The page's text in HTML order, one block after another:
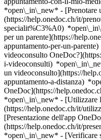
*open\_in\_new* - [Prenotare
(https://help.onedoc.ch/it/
specialit%C3%A0)
per un parente](https://
appuntamento-per-un-
videoconsulto
i-videoconsulti)
un videoconsulto](https://
appuntamento-a-distanza)
OneDoc](https://
*open\_in\_new* - [Utilizzare
(https://help.onedoc.ch/it/
[Presentazione dell'app
(https://help.onedoc.ch/it/
*open\_in\_new* - [Verificare se un appuntamento è confermato](https://help.onedoc.ch/it/verificare-se-un-appuntamento-%C3%A8-confermato) *open\_in\_new* - [Annullare un appuntamento prenotato online su OneDoc](https://help.onedoc.ch/it/annullare-un-appuntamento-prenotato-online-su-onedoc) *open\_in\_new* - [Non ho ricevuto la conferma dell'appuntamento](https://help.onedoc.ch/it/non-ho-ricevuto-la-conferma-dellappuntamento) *open\_in\_new* [Vedi tutti i nostri articoli *open\_in\_new*](https://help.onedoc.ch/it/) close ## Modifica la ricerca ![Casa con segno più che indica che la consultazione può essere effettuata in sede](https://www.onedoc.ch/assets/images/icons/on-site.svg) In loco ![Fotocamera con simbolo play che indica che la consultazione può essere effettuata a distanza in video](https://www.onedoc.ch/assets/images/icons/remote.svg) A distanza Cerca #### Specialità #### Professionisti #### Istituti edit Osteopata a Hauterive FR tune Filtra per Nuovo paziente*keyboard\_arrow\_down* - Accettato*check\_circle* Lingua parlata*keyboard\_arrow\_down* - Catalano*check\_circle* - Francese*check\_circle* - Inglese*check\_circle* - Italiano*check\_circle* - Portoghese*check\_circle* - Spagnolo*check\_circle* - Tedesco*check\_circle* Sesso*keyboard\_arrow\_down* - Donna*check\_circle* - Uomo*check\_circle* Rete*keyboard\_arrow\_down* - ASCA*check\_circle* - RME*check\_circle* - Sanacare*check\_circle* Disponibilità*keyboard\_arrow\_down* - Disponibile oggi*check\_circle* - Entro i prossimi 3 giorni*check\_circle* - Entro i prossimi 7 giorni*check\_circle* - Entro i prossimi 14 giorni*check\_circle* # __Osteopata__ a __Hauterive FR__: prenota il tuo appuntamento online oggi ## 4 risultati a Hauterive FR [![Sig. Simon Eser, osteopata a Hauterive](https://assets.onedoc.ch/images/users/b4aee3fad1aa843bf67d0aeb1b0c3ca1862d8a3c574885f79fb89f75fd384c75-small.jpg "Sig. Simon Eser, osteopata a Hauterive")](https://www.onedoc.ch/it/osteopata/hauterive/pc2c0/simon-eser) ### [Sig. Simon Eser](https://www.onedoc.ch/it/osteopata/hauterive/pc2c0/simon-eser) ![Badge che indica un profilo verificato](https://www.onedoc.ch/assets/images/icons/checkmark.svg) Osteopata [Centre Médical Hauterive](https://www.onedoc.ch/it/studio-osteopatico/hauterive/ebcoo/centre-medical-hauterive) Route de Fribourg 60 1725 Hauterive FR ![Sig. Simon Eser è affiliato alla rete ASCA](https://assets.onedoc.ch/images/networks/logos/496d325fd4282f2f0a46197dd629fd16fcd2d324839e441a2a65aaa74df08a15-small.png)![Sig. Simon Eser è affiliato alla rete RME](https://assets.onedoc.ch/images/networks/logos/